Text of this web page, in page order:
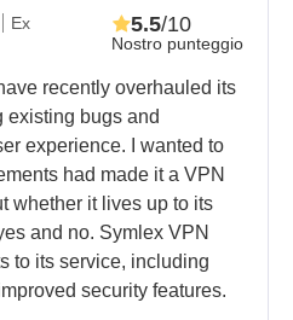
Ex
Nostro punteggio
5.5/10
recently overhauled its
existing bugs and
experience. I wanted to
had made it a VPN
whether it lives up to its
and no. Symlex VPN
to its service, including
security features.